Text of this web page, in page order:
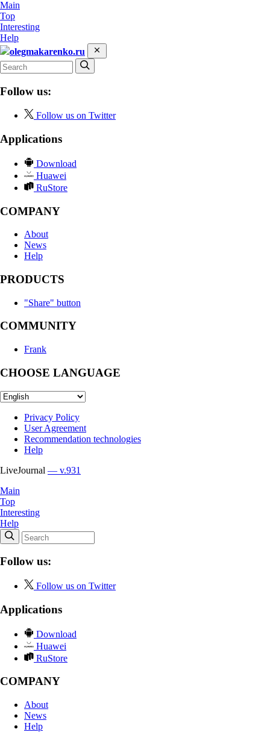
Main
Top
Interesting
Help
olegmakarenko.ru
Follow us:
Follow us on Twitter
Applications
Download
Huawei
RuStore
COMPANY
About
News
Help
PRODUCTS
"Share" button
COMMUNITY
Frank
CHOOSE LANGUAGE
Privacy Policy
User Agreement
Recommendation technologies
Help
LiveJournal — v.931
Main
Top
Interesting
Help
Follow us:
Follow us on Twitter
Applications
Download
Huawei
RuStore
COMPANY
About
News
Help